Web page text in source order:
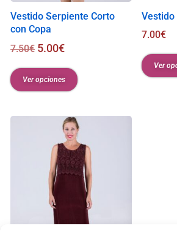
Vestido Serpiente Corto
con Copa
7.50€ 5.00€
Ver opciones
Vestido
7.00€
Ver